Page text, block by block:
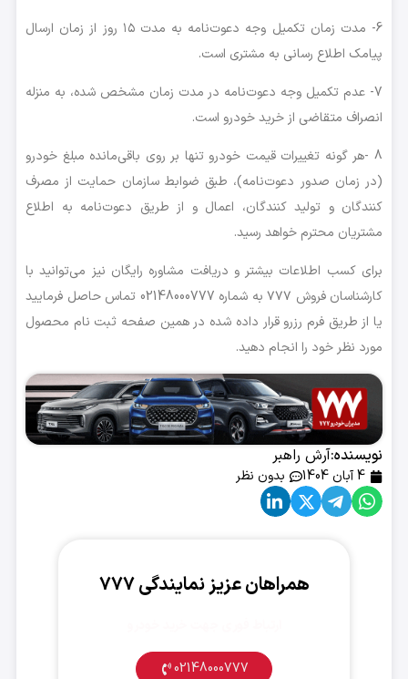
6- مدت زمان تکمیل وجه دعوت‌نامه به مدت ۱۵ روز از زمان ارسال
پیامک اطلاع رسانی به مشتری است.
7- عدم تکمیل وجه دعوت‌نامه در مدت زمان مشخص شده، به منزله
انصراف متقاضی از خرید خودرو است.
8 -هر گونه تغییرات قیمت خودرو تنها بر روی باقی‌مانده مبلغ خودرو
(در زمان صدور دعوت‌نامه)، طبق ضوابط سازمان حمایت از مصرف
کنندگان و تولید کنندگان، اعمال و از طریق دعوت‌نامه به اطلاع
مشتریان محترم خواهد رسید.
برای کسب اطلاعات بیشتر و دریافت مشاوره رایگان نیز می‌توانید با
کارشناسان فروش ۷۷۷ به شماره 02148000777 تماس حاصل فرمایید
یا از طریق فرم رزرو قرار داده شده در همین صفحه ثبت نام محصول
مورد نظر خود را انجام دهید.
نویسنده:آرش راهبر
4 آبان 1404 بدون نظر
همراهان عزیز نمایندگی ۷۷۷
02148000777